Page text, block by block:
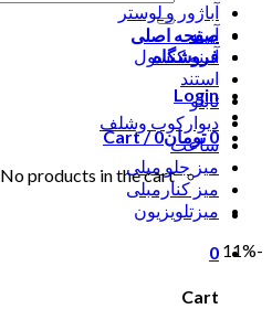
صفحه اصلی
فروشگاه
Login
Cart / تومان0
0
No products in the cart.
0
Cart
آباژور و لوستر
آیینه
آیینه کنسول
استند
تابلو
دیوارکوب وشلف
ساعت
میز جلو مبلی
میز کنارمبلی
میزتلویزیون
-11%